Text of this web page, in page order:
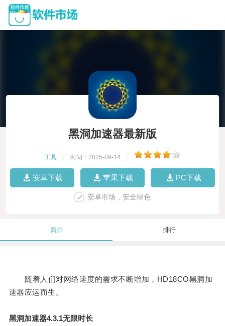
黑洞加速器最新版
工具 时间：2025-09-14
安卓下载 苹果下载 PC下载
安卓市场，安全绿色
简介 排行
随着人们对网络速度的需求不断增加，HD18CO黑洞加
速器应运而生。
黑洞加速器4.3.1无限时长